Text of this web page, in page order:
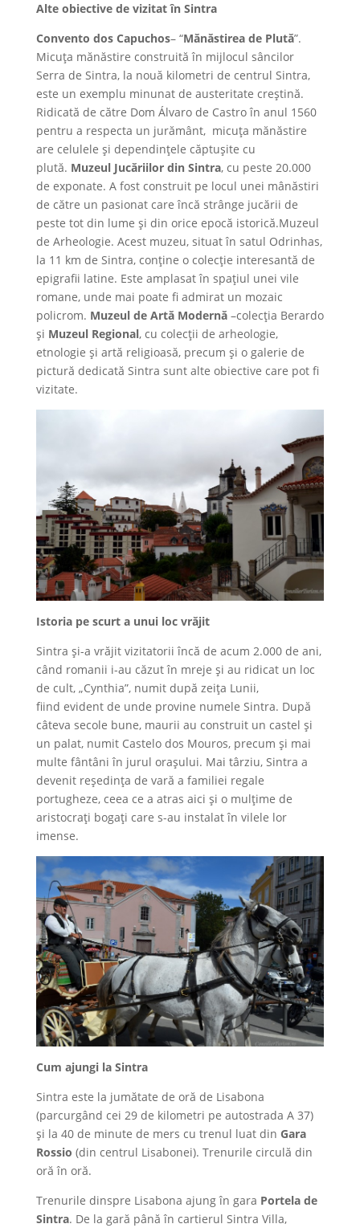
Alte obiective de vizitat în Sintra
Convento dos Capuchos– “Mănăstirea de Plută”.
Micuța mănăstire construită în mijlocul sâncilor
Serra de Sintra, la nouă kilometri de centrul Sintra,
este un exemplu minunat de austeritate creștină.
Ridicată de către Dom Álvaro de Castro în anul 1560
pentru a respecta un jurământ, micuța mănăstire
are celulele și dependințele căptușite cu
plută. Muzeul Jucăriilor din Sintra, cu peste 20.000
de exponate. A fost construit pe locul unei mânăstiri
de către un pasionat care încă strânge jucării de
peste tot din lume și din orice epocă istorică.Muzeul
de Arheologie. Acest muzeu, situat în satul Odrinhas,
la 11 km de Sintra, conține o colecție interesantă de
epigrafii latine. Este amplasat în spațiul unei vile
romane, unde mai poate fi admirat un mozaic
policrom. Muzeul de Artă Modernă–colecția Berardo
și Muzeul Regional, cu colecții de arheologie,
etnologie și artă religioasă, precum și o galerie de
pictură dedicată Sintra sunt alte obiective care pot fi
vizitate.
Istoria pe scurt a unui loc vrăjit
Sintra și-a vrăjit vizitatorii încă de acum 2.000 de ani,
când romanii i-au căzut în mreje și au ridicat un loc
de cult, „Cynthia”, numit după zeița Lunii,
fiind evident de unde provine numele Sintra. După
câteva secole bune, maurii au construit un castel și
un palat, numit Castelo dos Mouros, precum și mai
multe fântâni în jurul orașului. Mai târziu, Sintra a
devenit reședința de vară a familiei regale
portugheze, ceea ce a atras aici și o mulțime de
aristocrați bogați care s-au instalat în vilele lor
imense.
Cum ajungi la Sintra
Sintra este la jumătate de oră de Lisabona
(parcurgând cei 29 de kilometri pe autostrada A 37)
și la 40 de minute de mers cu trenul luat din Gara
Rossio (din centrul Lisabonei). Trenurile circulă din
oră în oră.
Trenurile dinspre Lisabona ajung în gara Portela de
Sintra. De la gară până în cartierul Sintra Villa,